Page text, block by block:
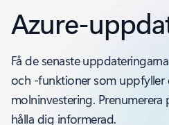
Azure-
Få de senaste
och -funktioner som uppfyller
molninvestering.
hålla dig informerad.